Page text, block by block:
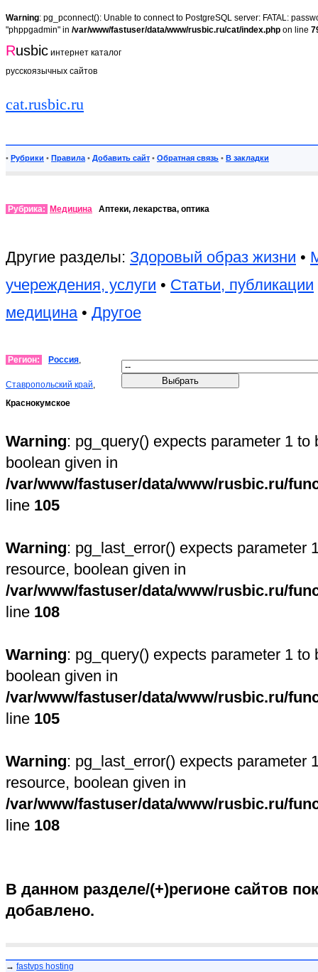
Warning: pg_pconnect(): Unable to connect to PostgreSQL server: FATAL:
"phppgadmin" in /var/www/fastuser/data/www/rusbic.ru/cat/index.php on line
Rusbic интернет каталог
русскоязычных сайтов
cat.rusbic.ru
• Рубрики • Правила • Добавить сайт • Обратная связь • В закладки
Рубрика: Медицина Аптеки, лекарства, оптика
Другие разделы: Здоровый образ жизни •
учереждения, услуги • Статьи, публикации
медицина• Другое
Регион: Россия,
Ставропольский край,
Краснокумское
Warning: pg_query() expects parameter 1 to
boolean given in
/var/www/fastuser/data/www/rusbic.ru/
line 105
Warning: pg_last_error() expects parameter
resource, boolean given in
/var/www/fastuser/data/www/rusbic.ru/
line 108
Warning: pg_query() expects parameter 1 to
boolean given in
/var/www/fastuser/data/www/rusbic.ru/
line 105
Warning: pg_last_error() expects parameter
resource, boolean given in
/var/www/fastuser/data/www/rusbic.ru/
line 108
В данном разделе/(+)регионе сайтов
добавлено.
→ fastvps hosting